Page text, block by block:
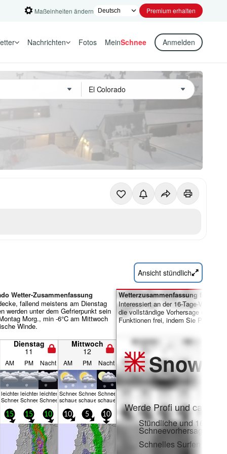
Maßeinheiten ändern Premium erhalten
Nachrichten Fotos MeinSchnee Anmelden
Ansicht stündlich
Wetter-Zusammenfassung
fallend meistens am Dienstag
werden unter dem Gefrierpunkt sein
Morg., min -6°C am Mittwoch
Winde.
Dienstag
11
Mittwoch
12
AM PM Nacht AM PM Nacht
leichter
Schnee
leichter
Schnee
leichter
Schnee
Schnee­
schauer
Schnee­
schauer
Schnee­
schauer
15 15 10 10 5 10
Wetterzusammenfassung für Tage
Interessiert an der 16-Tage-
die vollständige Vorhersage und
Funktionen frei, indem Sie Pro-
Snow
Werde Profi und carve
Stündliche und 16-Tage-
Schneevorhersagen
Schnelles Surfen ohne